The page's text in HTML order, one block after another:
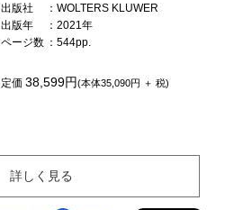
出版社
：WOLTERS KLUWER
出版年
：2021年
ページ数 ：544pp.
定価38,599円(本体35,090円 ＋ 税)
詳しく見る